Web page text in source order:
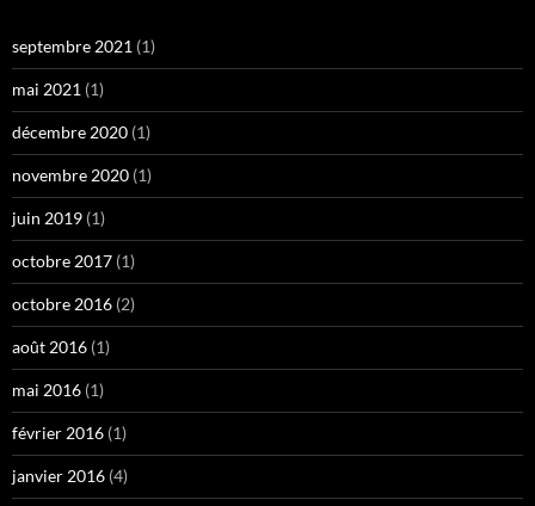
septembre 2021 (1)
mai 2021 (1)
décembre 2020 (1)
novembre 2020 (1)
juin 2019 (1)
octobre 2017 (1)
octobre 2016 (2)
août 2016 (1)
mai 2016 (1)
février 2016 (1)
janvier 2016 (4)